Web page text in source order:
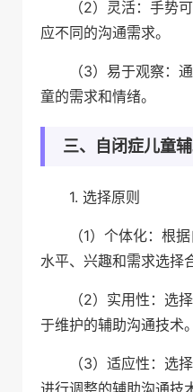
（2）灵活：手势
应不同的沟通需求。
（3）易于观察：
童的需求和情绪。
三、自闭症儿童
1. 选择原则
（1）个体化：根
水平、兴趣和需求选择
（2）实用性：选
于维护的辅助沟通技术。
（3）适应性：选
进行调整的辅助沟通技